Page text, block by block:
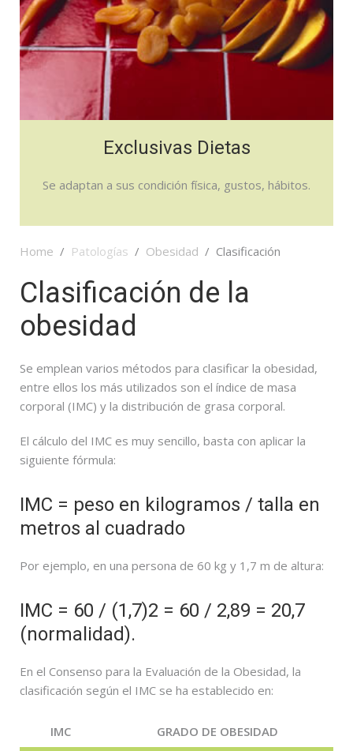
Exclusivas Dietas
Se adaptan a sus condición física, gustos, hábitos.
Home Patologías Obesidad Clasificación
Clasificación de la
obesidad
Se emplean varios métodos para clasificar la obesidad,
entre ellos los más utilizados son el índice de masa
corporal (IMC) y la distribución de grasa corporal.
El cálculo del IMC es muy sencillo, basta con aplicar la
siguiente fórmula:
IMC = peso en kilogramos / talla en
metros al cuadrado
Por ejemplo, en una persona de 60 kg y 1,7 m de altura:
IMC = 60 / (1,7)2 = 60 / 2,89 = 20,7
(normalidad).
En el Consenso para la Evaluación de la Obesidad, la
clasificación según el IMC se ha establecido en:
IMC
GRADO DE OBESIDAD